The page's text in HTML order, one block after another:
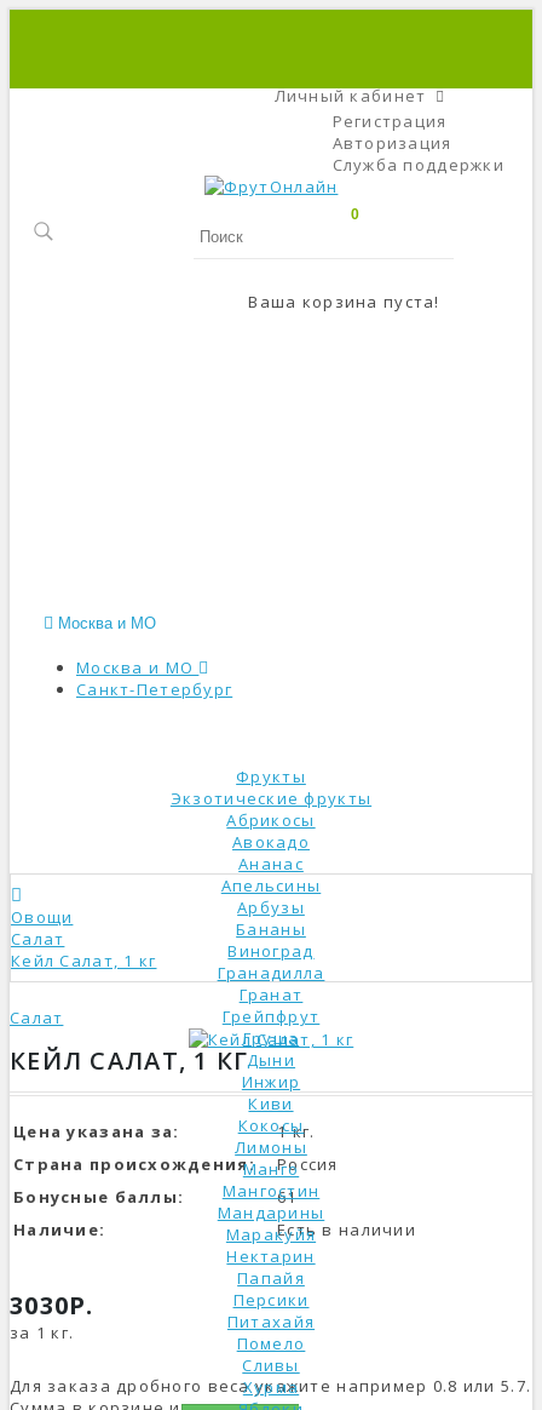
Личный кабинет
Регистрация
Авторизация
Служба поддержки
0
Ваша корзина пуста!
Москва и МО
Москва и МО
Санкт-Петербург
Фрукты
Экзотические фрукты
Абрикосы
Авокадо
Ананас
Апельсины
Арбузы
Бананы
Виноград
Гранадилла
Гранат
Грейпфрут
Груша
Дыни
Инжир
Киви
Кокосы
Лимоны
Манго
Мангостин
Мандарины
Маракуйя
Нектарин
Папайя
Персики
Питахайя
Помело
Сливы
Хурма
Овощи
Салат
Кейл Салат, 1 кг
Салат
КЕЙЛ САЛАТ, 1 КГ
Цена указана за:
1 кг.
Страна происхождения:
Россия
Бонусные баллы:
61
Наличие:
Есть в наличии
3030Р.
за 1 кг.
Для заказа дробного веса укажите например 0.8 или 5.7.